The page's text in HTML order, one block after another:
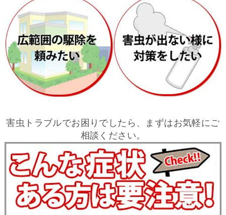
害虫トラブルでお困りでしたら、まずはお気軽にご
相談ください。